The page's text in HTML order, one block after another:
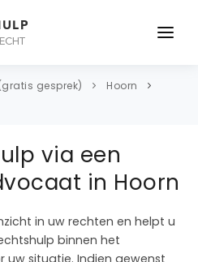
gesprek)
Hoorn
via een
in Hoorn
in uw rechten en helpt u
binnen het